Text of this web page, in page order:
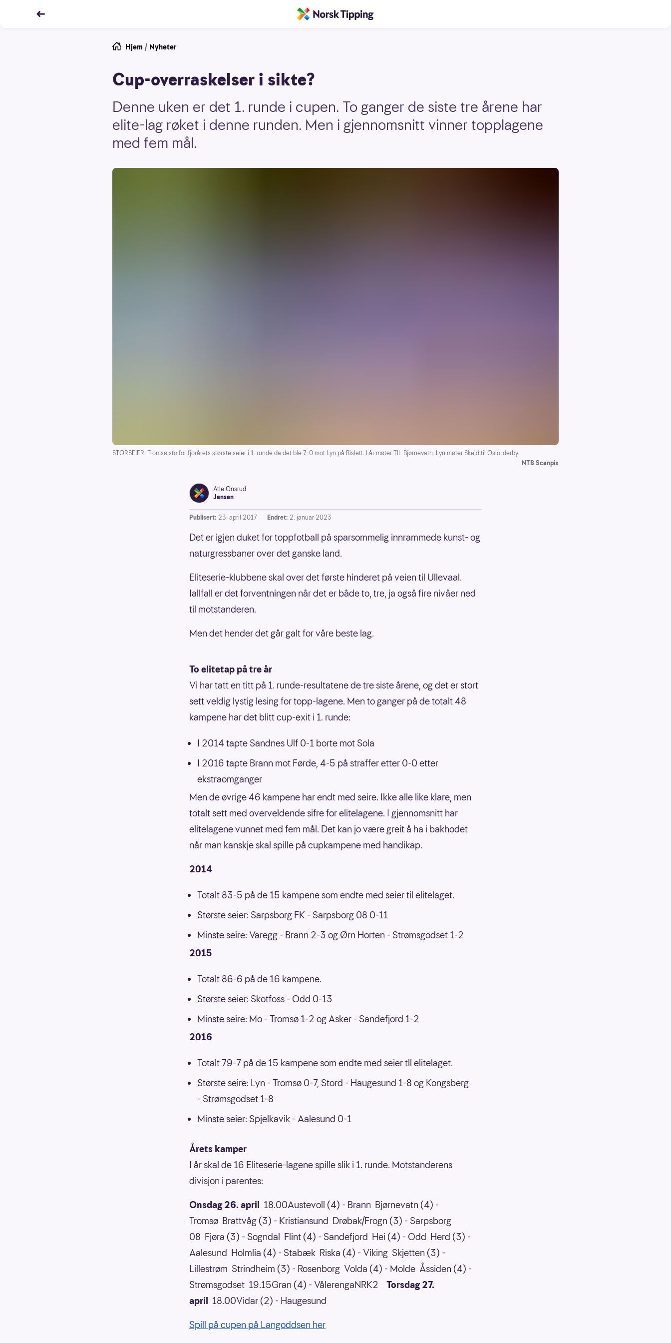
Hjem / Nyheter
Cup-overraskelser i sikte?
Denne uken er det 1. runde i cupen. To ganger de siste tre årene har
elite-lag røket i denne runden. Men i gjennomsnitt vinner topplagene
med fem mål.
STORSEIER: Tromsø sto for fjorårets største seier i 1. runde da det ble 7-0 mot Lyn på Bislett. I år møter TIL Bjørnevatn. Lyn møter Skeid til Oslo-derby.
NTB Scanpix
Atle Onsrud
Jensen
Publisert: 23. april 2017 Endret: 2. januar 2023
Det er igjen duket for toppfotball på sparsommelig innrammede kunst- og
naturgressbaner over det ganske land.
Eliteserie-klubbene skal over det første hinderet på veien til Ullevaal.
Iallfall er det forventningen når det er både to, tre, ja også fire nivåer ned
til motstanderen.
Men det hender det går galt for våre beste lag.
To elitetap på tre år
Vi har tatt en titt på 1. runde-resultatene de tre siste årene, og det er stort
sett veldig lystig lesing for topp-lagene. Men to ganger på de totalt 48
kampene har det blitt cup-exit i 1. runde:
I 2014 tapte Sandnes Ulf 0-1 borte mot Sola
I 2016 tapte Brann mot Førde, 4-5 på straffer etter 0-0 etter
ekstraomganger
Men de øvrige 46 kampene har endt med seire. Ikke alle like klare, men
totalt sett med overveldende sifre for elitelagene. I gjennomsnitt har
elitelagene vunnet med fem mål. Det kan jo være greit å ha i bakhodet
når man kanskje skal spille på cupkampene med handikap.
2014
Totalt 83-5 på de 15 kampene som endte med seier til elitelaget.
Største seier: Sarpsborg FK - Sarpsborg 08 0-11
Minste seire: Varegg - Brann 2-3 og Ørn Horten - Strømsgodset 1-2
2015
Totalt 86-6 på de 16 kampene.
Største seier: Skotfoss - Odd 0-13
Minste seire: Mo - Tromsø 1-2 og Asker - Sandefjord 1-2
2016
Totalt 79-7 på de 15 kampene som endte med seier tll elitelaget.
Største seire: Lyn - Tromsø 0-7, Stord - Haugesund 1-8 og Kongsberg
- Strømsgodset 1-8
Minste seier: Spjelkavik - Aalesund 0-1
Årets kamper
I år skal de 16 Eliteserie-lagene spille slik i 1. runde. Motstanderens
divisjon i parentes:
Onsdag 26. april 18.00Austevoll (4) - Brann Bjørnevatn (4) -
Tromsø Brattvåg (3) - Kristiansund Drøbak/Frogn (3) - Sarpsborg
08 Fjøra (3) - Sogndal Flint (4) - Sandefjord Hei (4) - Odd Herd (3) -
Aalesund Holmlia (4) - Stabæk Riska (4) - Viking Skjetten (3) -
Lillestrøm Strindheim (3) - Rosenborg Volda (4) - Molde Åssiden (4) -
Strømsgodset 19.15Gran (4) - VålerengaNRK2 Torsdag 27.
april 18.00Vidar (2) - Haugesund
Spill på cupen på Langoddsen her